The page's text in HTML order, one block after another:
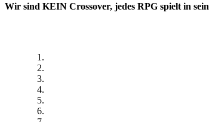
Wir sind KEIN Crossover, jedes RPG spielt in